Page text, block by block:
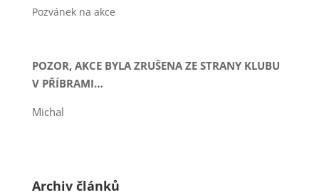
Pozvánek na akce
POZOR, AKCE BYLA ZRUŠENA ZE STRANY KLUBU
V PŘÍBRAMI…
Michal
Archiv článků